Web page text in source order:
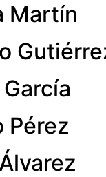
Martín
Pérez